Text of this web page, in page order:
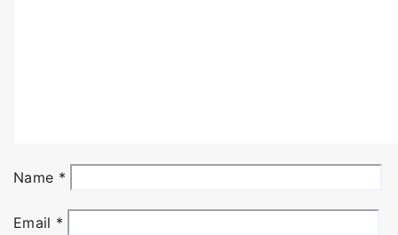
Name *
Email *